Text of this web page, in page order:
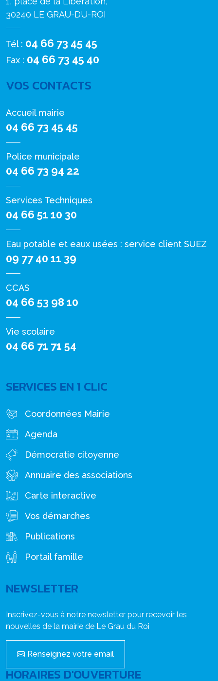
30240 LE GRAU-DU-ROI
Tél : 04 66 73 45 45
Fax : 04 66 73 45 40
VOS CONTACTS
Accueil mairie
04 66 73 45 45
Police municipale
04 66 73 94 22
Services Techniques
04 66 51 10 30
Eau potable et eaux usées : service client SUEZ
09 77 40 11 39
CCAS
04 66 53 98 10
Vie scolaire
04 66 71 71 54
SERVICES EN 1 CLIC
Coordonnées Mairie
Agenda
Démocratie citoyenne
Annuaire des associations
Carte interactive
Vos démarches
Publications
Portail famille
NEWSLETTER
Inscrivez-vous à notre newsletter pour recevoir les
nouvelles de la mairie de Le Grau du Roi
Renseignez votre email
HORAIRES D'OUVERTURE